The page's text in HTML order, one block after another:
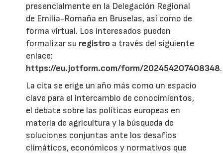
presencialmente en la Delegación Regional
de Emilia-Romaña en Bruselas, así como de
forma virtual. Los interesados pueden
formalizar su registro a través del siguiente
enlace:
https://eu.jotform.com/form/202454207408348.
La cita se erige un año más como un espacio
clave para el intercambio de conocimientos,
el debate sobre las políticas europeas en
materia de agricultura y la búsqueda de
soluciones conjuntas ante los desafíos
climáticos, económicos y normativos que